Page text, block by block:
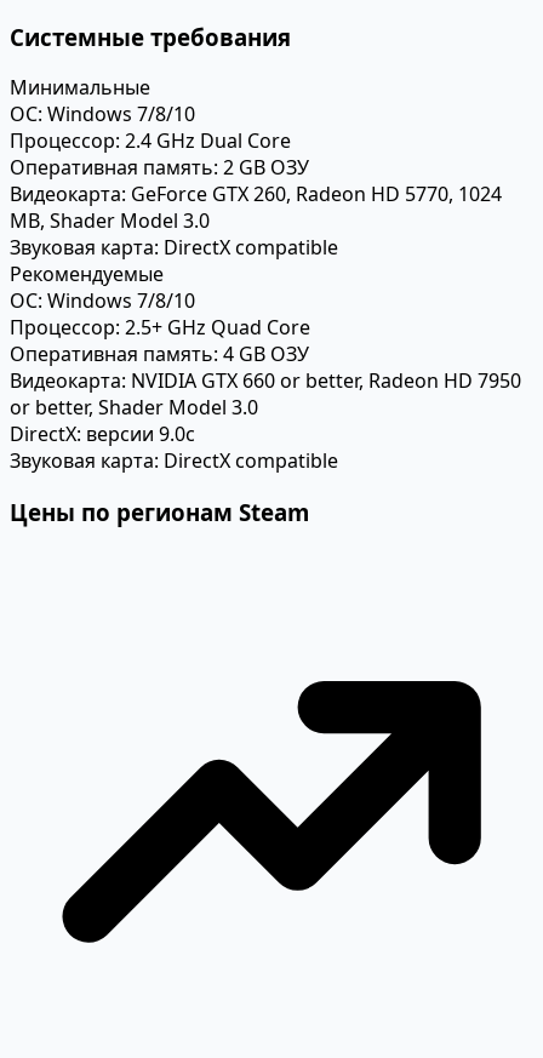
Системные требования
Минимальные
ОС: Windows 7/8/10
Процессор: 2.4 GHz Dual Core
Оперативная память: 2 GB ОЗУ
Видеокарта: GeForce GTX 260, Radeon HD 5770, 1024
MB, Shader Model 3.0
Звуковая карта: DirectX compatible
Рекомендуемые
ОС: Windows 7/8/10
Процессор: 2.5+ GHz Quad Core
Оперативная память: 4 GB ОЗУ
Видеокарта: NVIDIA GTX 660 or better, Radeon HD 7950
or better, Shader Model 3.0
DirectX: версии 9.0c
Звуковая карта: DirectX compatible
Цены по регионам Steam